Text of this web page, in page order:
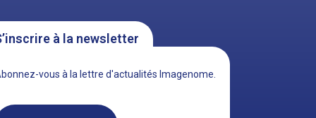
à la newsletter
vous à la lettre d'actualités Imagenome.